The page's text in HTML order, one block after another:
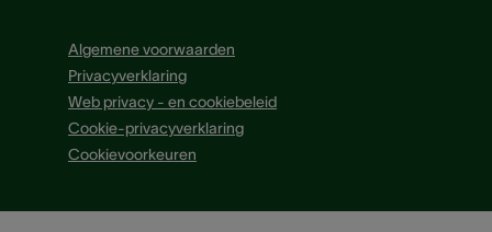
Algemene voorwaarden
Privacyverklaring
Web privacy - en cookiebeleid
Cookie-privacyverklaring
Cookievoorkeuren